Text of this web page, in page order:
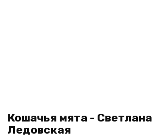
Кошачья мята - Светлана
Ледовская